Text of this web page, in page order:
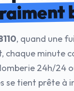
, quand une
chaque minute
24h/24
se tient prête à